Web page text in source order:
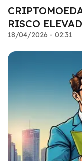
RISCO
18/04/2026 - 02:31